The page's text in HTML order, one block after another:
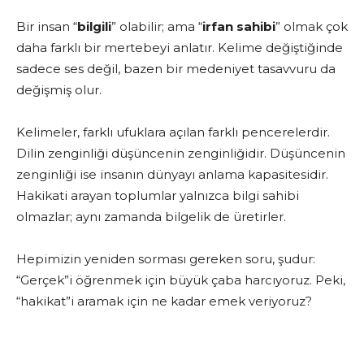
Bir insan “bilgili” olabilir; ama “irfan sahibi” olmak çok
daha farklı bir mertebeyi anlatır. Kelime değiştiğinde
sadece ses değil, bazen bir medeniyet tasavvuru da
değişmiş olur.
Kelimeler, farklı ufuklara açılan farklı pencerelerdir.
Dilin zenginliği düşüncenin zenginliğidir. Düşüncenin
zenginliği ise insanın dünyayı anlama kapasitesidir.
Hakikati arayan toplumlar yalnızca bilgi sahibi
olmazlar; aynı zamanda bilgelik de üretirler.
Hepimizin yeniden sorması gereken soru, şudur:
“Gerçek”i öğrenmek için büyük çaba harcıyoruz. Peki,
“hakikat”i aramak için ne kadar emek veriyoruz?